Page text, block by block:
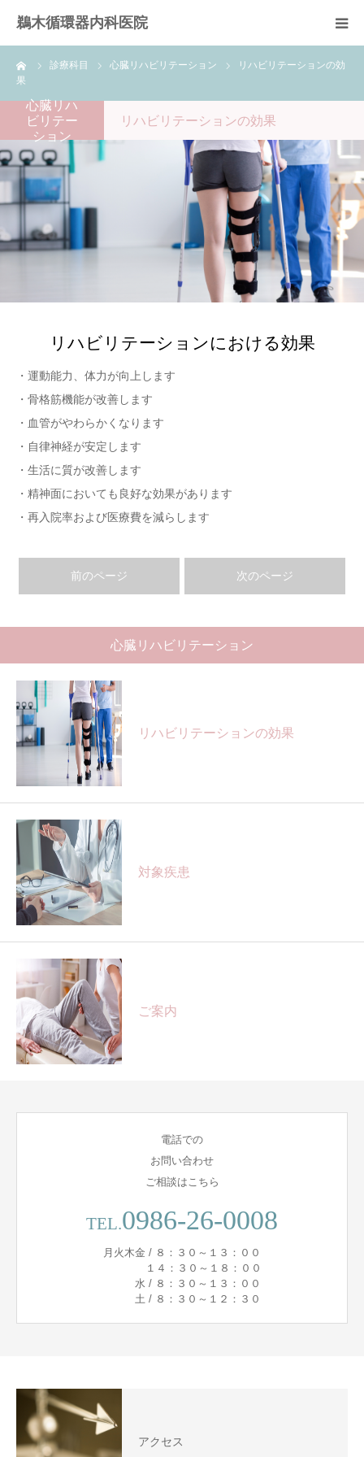
鵜木循環器内科医院
診療科目 心臓リハビリテーション
リハビリテーションの効
果
心臓リハ
ビリテー
ション
リハビリテーションの効果
リハビリテーションにおける効果
・運動能力、体力が向上します
・骨格筋機能が改善します
・血管がやわらかくなります
・自律神経が安定します
・生活に質が改善します
・精神面においても良好な効果があります
・再入院率および医療費を減らします
前のページ 次のページ
心臓リハビリテーション
リハビリテーションの効果
対象疾患
ご案内
電話での
お問い合わせ
ご相談はこちら
TEL.0986-26-0008
月火木金 / ８：３０～１３：００
１４：３０～１８：００
水 / ８：３０～１３：００
土 / ８：３０～１２：３０
アクセス
HOME
医師紹介
診療科目
心臓リハビリテーション
訪問リハビリテーション
通所リハビリテーション
診療予約